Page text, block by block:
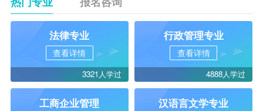
法律专业
查看详情
3321人学过
行政管理专业
查看详情
4888人学过
工商企业管理 汉语言文学专业